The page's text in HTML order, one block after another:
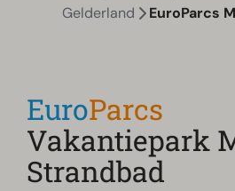
Gelderland
EuroParcs
EuroParcs
Vakantiepark
Strandbad